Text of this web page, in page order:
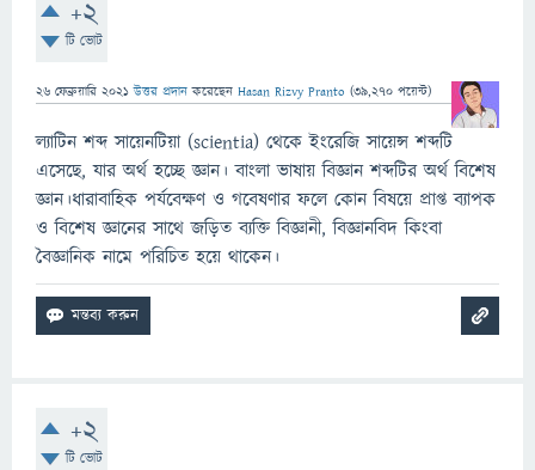
+2
টি ভোট
26 ফেব্রুয়ারি 2021 উত্তর প্রদান করেছেন Hasan Rizvy Pranto (39,270 পয়েন্ট)
ল্যাটিন শব্দ সায়েনটিয়া (scientia) থেকে ইংরেজি সায়েন্স শব্দটি
এসেছে, যার অর্থ হচ্ছে জ্ঞান। বাংলা ভাষায় বিজ্ঞান শব্দটির অর্থ বিশেষ
জ্ঞান।ধারাবাহিক পর্যবেক্ষণ ও গবেষণার ফলে কোন বিষয়ে প্রাপ্ত ব্যাপক
ও বিশেষ জ্ঞানের সাথে জড়িত ব্যক্তি বিজ্ঞানী, বিজ্ঞানবিদ কিংবা
বৈজ্ঞানিক নামে পরিচিত হয়ে থাকেন।
+2
টি ভোট